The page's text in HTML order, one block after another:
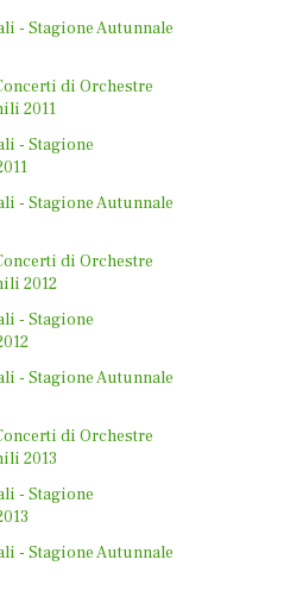
- Stagione Autunnale
di Orchestre
2011
- Stagione
- Stagione Autunnale
di Orchestre
2012
- Stagione
- Stagione Autunnale
di Orchestre
2013
- Stagione
- Stagione Autunnale